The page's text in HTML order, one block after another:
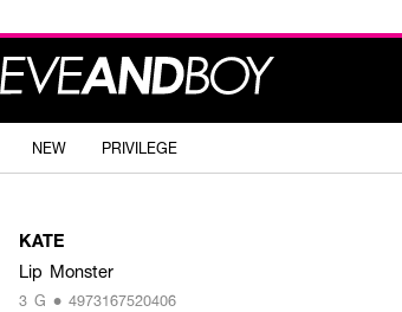
NEW PRIVILEGE
KATE
Lip Monster
3 G • 4973167520406